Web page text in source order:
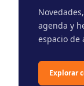
agenda y
espacio de
Explorar